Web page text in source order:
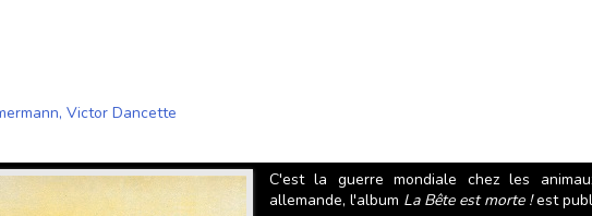
, Victor Dancette
C'est la guerre mondiale chez les
allemande, l'album La Bête est morte !est